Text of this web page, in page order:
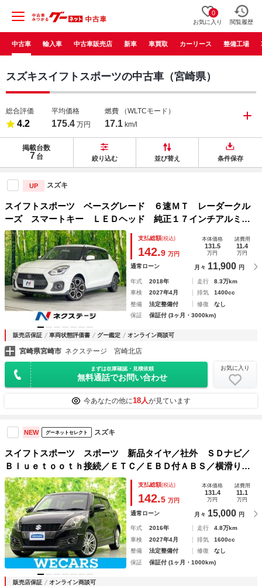
0
お気に入り 閲覧履歴
中古車 輸入車 中古車販売店 新車 車買取 カーリース 整備工場
スズキスイフトスポーツの中古車（宮崎県）
総合評価
4.2
平均価格
175.4 万円
燃費 （WLTCモード）
17.1 km/l
掲載台数
7 台 絞り込む 並び替え 条件保存
UP スズキ
スイフトスポーツ ベースグレード ６速ＭＴ レーダークル
ーズ スマートキー ＬＥＤヘッド 純正１７インチアルミ
オートライト オートエアコン シートヒーター ＬＥＤフォ
グ
支払総額(税込)
142.9 万円
本体価格
131.5
万円
諸費用
11.4
万円
通常ローン 月々 11,900 円
年式 2018年 走行
8.3万km
車検
2027年4月 排気
1400cc
整備
法定整備付 修復
なし
保証
保証付 (3ヶ月・3000km)
販売店保証 車両状態評価書 グー鑑定 オンライン商談可
宮崎県宮崎市 ネクステージ 宮崎北店
まずは在庫確認・見積依頼
無料通話でお問い合わせ
お気に入り
今あなたの他に18人が見ています
NEW グーネットセレクト スズキ
スイフトスポーツ スポーツ 新品タイヤ／社外 ＳＤナビ／
Ｂｌｕｅｔｏｏｔｈ接続／ＥＴＣ／ＥＢＤ付ＡＢＳ／横滑り防
止装置／クルーズコントロール／フルセグＴＶ／エアバッグ
運転席／エアバッグ 助手席
支払総額(税込)
142.5 万円
本体価格
131.4
万円
諸費用
11.1
万円
通常ローン 月々 15,000 円
年式 2016年 走行
4.8万km
車検
2027年4月 排気
1600cc
整備
法定整備付 修復
なし
保証
保証付 (1ヶ月・1000km)
販売店保証 オンライン商談可